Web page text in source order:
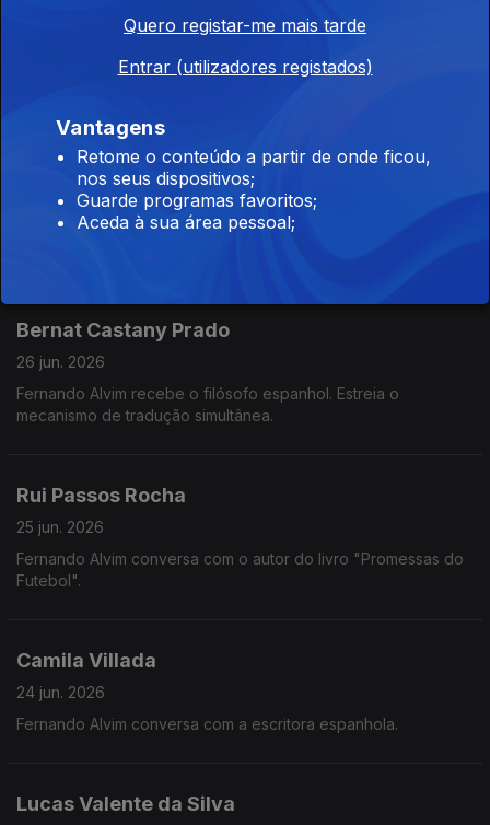
Fernando Alvim recebe a cantora brasileira apelidada de "Mãe
Flávia dos Santos
29 jun. 2026
Fernando Alvim recebe a sexóloga, apresentadora e
Bernat Castany Prado
26 jun. 2026
Fernando Alvim recebe o filósofo espanhol. Estreia o
mecanismo de tradução simultânea.
Rui Passos Rocha
25 jun. 2026
Fernando Alvim conversa com o autor do livro "Promessas do
Futebol".
Camila Villada
24 jun. 2026
Fernando Alvim conversa com a escritora espanhola.
Lucas Valente da Silva
Quero registar-me mais tarde
Entrar (utilizadores registados)
Vantagens
Retome o conteúdo a partir de onde ficou,
nos seus dispositivos;
Guarde programas favoritos;
Aceda à sua área pessoal;